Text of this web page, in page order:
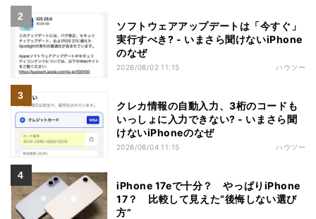
ソフトウェアアップデートは「今すぐ」
実行すべき? - いまさら聞けないiPhone
のなぜ
2026/08/02 11:15 ハウツー
クレカ情報の自動入力、3桁のコードも
いっしょに入力できない? - いまさら聞
けないiPhoneのなぜ
2026/08/04 11:15 ハウツー
iPhone 17eで十分？ やっぱりiPhone
17？ 比較して見えた“後悔しない選び
方”